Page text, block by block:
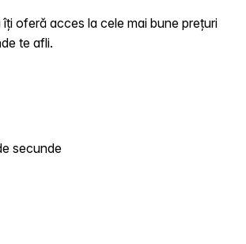
oferă acces la cele mai bune prețuri
te afli.
secunde